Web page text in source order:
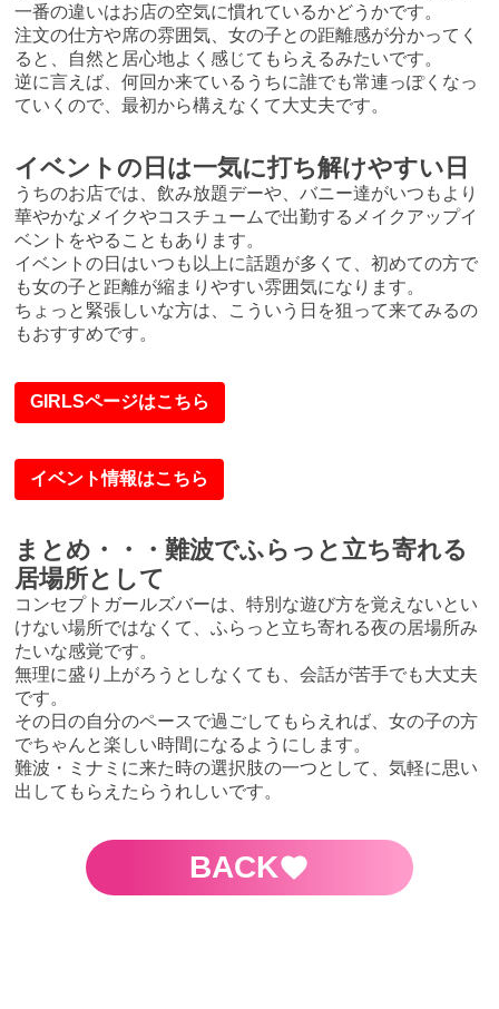
一番の違いはお店の空気に慣れているかどうかです。
注文の仕方や席の雰囲気、女の子との距離感が分かってく
ると、自然と居心地よく感じてもらえるみたいです。
逆に言えば、何回か来ているうちに誰でも常連っぽくなっ
ていくので、最初から構えなくて大丈夫です。
イベントの日は一気に打ち解けやすい日
うちのお店では、飲み放題デーや、バニー達がいつもより
華やかなメイクやコスチュームで出勤するメイクアップイ
ベントをやることもあります。
イベントの日はいつも以上に話題が多くて、初めての方で
も女の子と距離が縮まりやすい雰囲気になります。
ちょっと緊張しいな方は、こういう日を狙って来てみるの
もおすすめです。
GIRLSページはこちら
イベント情報はこちら
まとめ・・・難波でふらっと立ち寄れる
居場所として
コンセプトガールズバーは、特別な遊び方を覚えないとい
けない場所ではなくて、ふらっと立ち寄れる夜の居場所み
たいな感覚です。
無理に盛り上がろうとしなくても、会話が苦手でも大丈夫
です。
その日の自分のペースで過ごしてもらえれば、女の子の方
でちゃんと楽しい時間になるようにします。
難波・ミナミに来た時の選択肢の一つとして、気軽に思い
出してもらえたらうれしいです。
BACK